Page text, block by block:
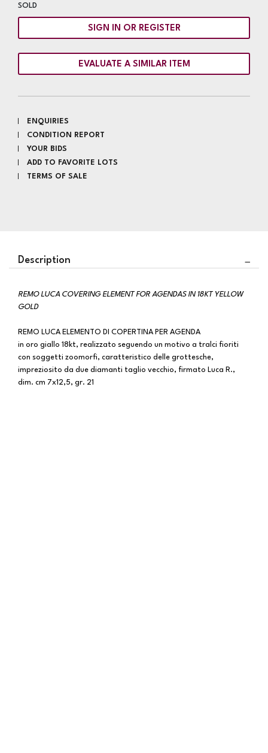
SOLD
SIGN IN OR REGISTER
EVALUATE A SIMILAR ITEM
ENQUIRIES
CONDITION REPORT
YOUR BIDS
ADD TO FAVORITE LOTS
TERMS OF SALE
Description
REMO LUCA COVERING ELEMENT FOR AGENDAS IN 18KT YELLOW
GOLD
REMO LUCA ELEMENTO DI COPERTINA PER AGENDA
in oro giallo 18kt, realizzato seguendo un motivo a tralci fioriti
con soggetti zoomorfi, caratteristico delle grottesche,
impreziosito da due diamanti taglio vecchio, firmato Luca R.,
dim. cm 7x12,5, gr. 21